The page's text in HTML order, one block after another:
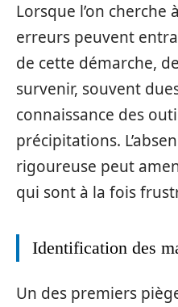
Lorsque l’on cherche à
erreurs peuvent
de cette démarche,
survenir, souvent
connaissance des
précipitations.
rigoureuse peut
qui sont à la fois
Identification des
Un des premiers